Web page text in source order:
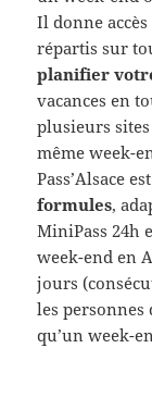
Il donne
répartis sur
planifier
vacances en
plusieurs
même week-
Pass’Alsace
formules,
MiniPass 24h
week-end en
jours
les personnes
qu’un week-